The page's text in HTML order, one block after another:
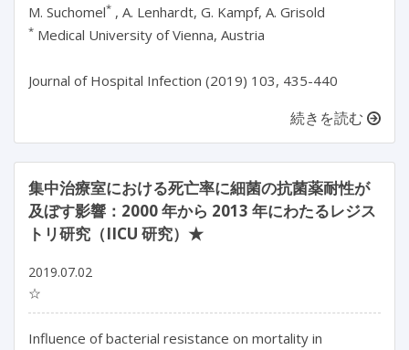
M. Suchomel*
* Medical University of Vienna, Austria
続きを読む
集中治療室における死亡率に細菌の抗菌薬耐性が
及ぼす影響：2000 年から 2013 年にわたるレジス
トリ研究（IICU 研究）★
2019.07.02
☆
Influence of bacterial resistance on mortality in